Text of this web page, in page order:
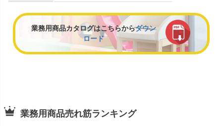
業務用商品カタログはこちらからダウン
ロード
業務用商品売れ筋ランキング